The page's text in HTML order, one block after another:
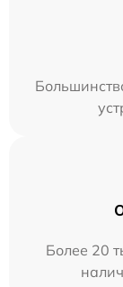
Более 20